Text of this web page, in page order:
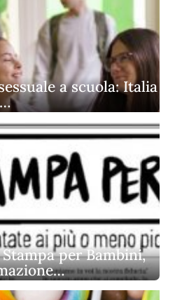
a scuola: Italia
Stampa per Bambini,